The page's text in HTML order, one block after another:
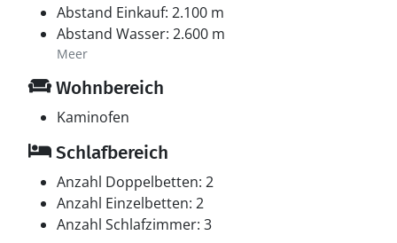
Abstand Einkauf: 2.100 m
Abstand Wasser: 2.600 m
Meer
Wohnbereich
Kaminofen
Schlafbereich
Anzahl Doppelbetten: 2
Anzahl Einzelbetten: 2
Anzahl Schlafzimmer: 3